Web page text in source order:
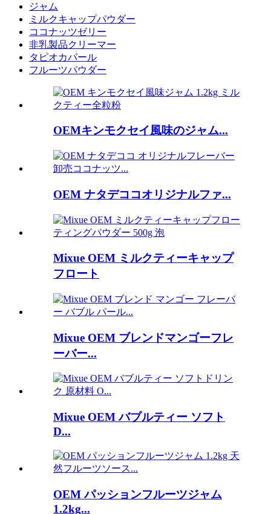
ジャム
ミルクキャップパウダー
ココナッツゼリー
非乳製品クリーマー
タピオカパール
フルーツパウダー
OEMキンモクセイ風味のジャム...
OEM ナタデココオリジナルファ...
Mixue OEM ミルクティーキャップ
フロート
Mixue OEM ブレンドマンゴーフレ
ーバー...
Mixue OEM バブルティー ソフト
D...
OEM パッションフルーツジャム
1.2kg...